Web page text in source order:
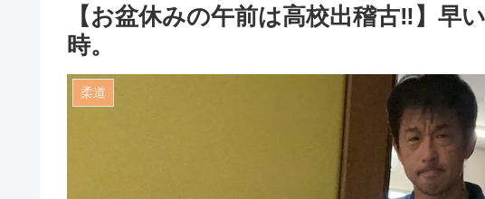
【お盆休みの午前は高校出稽古‼️】早
時。
柔道